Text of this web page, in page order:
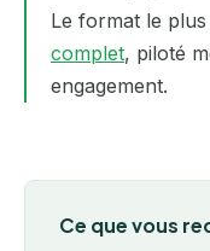
Le format le
complet, piloté
engagement.
Ce que vous